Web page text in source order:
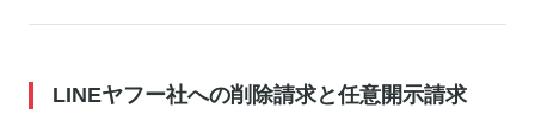
LINEヤフー社への削除請求と任意開示請求